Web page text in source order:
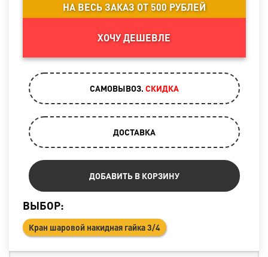
НА ВЕСЬ ЗАКАЗ ОТ 500 РУБЛЕЙ
ХОЧУ ДЕШЕВЛЕ
САМОВЫВОЗ. CКИДКА
ДОСТАВКА
ДОБАВИТЬ В КОРЗИНУ
ВЫБОР:
Кран шаровой накидная гайка 3/4